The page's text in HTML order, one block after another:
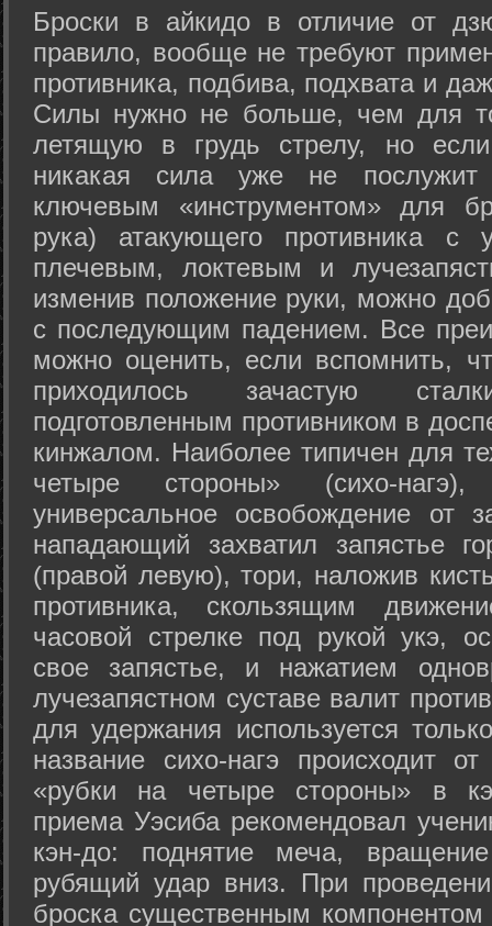
Броски в айкидо в отличие от
правило, вообще не требуют
противника, подбива, подхвата и
Силы нужно не больше, чем для
летящую в грудь стрелу, но
никакая сила уже не
ключевым «инструментом» для
рука) атакующего противника с
плечевым, локтевым и
изменив положение руки, можно
с последующим падением. Все
можно оценить, если вспомнить,
приходилось зачастую
подготовленным противником в
кинжалом. Наиболее типичен для
четыре стороны» (сихо-
универсальное освобождение от
нападающий захватил запястье
(правой левую), тори, наложив
противника, скользящим
часовой стрелке под рукой укэ,
свое запястье, и нажатием
лучезапястном суставе валит
для удержания используется
название сихо-нагэ происходит
«рубки на четыре стороны» в
приема Уэсиба рекомендовал
кэн-до: поднятие меча,
рубящий удар вниз. При
броска существенным компонентом